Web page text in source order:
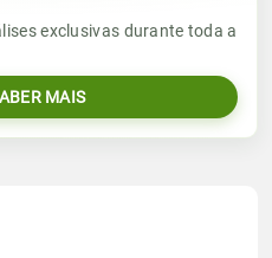
Umidade do ar
40%82%
Lua
Umidade do ar
Vento
SE - 15km/h
exclusivas durante toda a
MAIS